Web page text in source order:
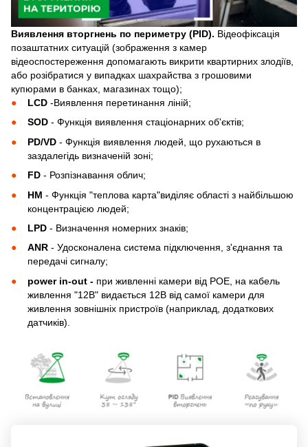
Виявлення вторгнень по периметру (PID). Відеофіксація
позаштатних ситуацій (зображення з камер
відеоспостереження допомагають викрити квартирних злодіїв,
або розібратися у випадках шахрайства з грошовими
купюрами в банках, магазинах тощо);
LCD -Виявлення перетинання ліній;
SOD - Функція виявлення стаціонарних об'єктів;
PD/VD - Функція виявлення людей, що рухаються в
заздалегідь визначеній зоні;
FD - Розпізнавання облич;
HM - Функція "теплова карта"виділяє області з найбільшою
концентрацією людей;
LPD - Визначення номерних знаків;
ANR - Удосконалена система підключення, з'єднання та
передачі сигналу;
power in-out - при живленні камери від POE, на кабель
живлення "12В" видається 12В від самої камери для
живлення зовнішніх пристроїв (наприклад, додаткових
датчиків).